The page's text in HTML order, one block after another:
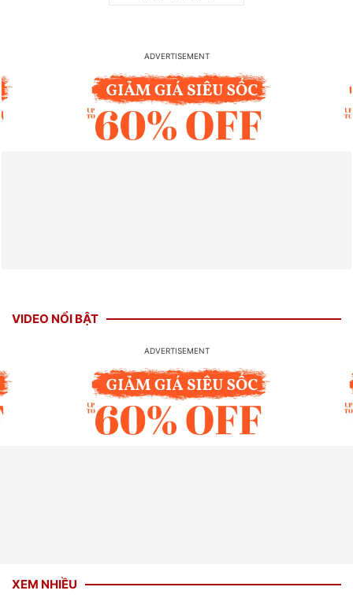
VIDEO NỔI BẬT
XEM NHIỀU